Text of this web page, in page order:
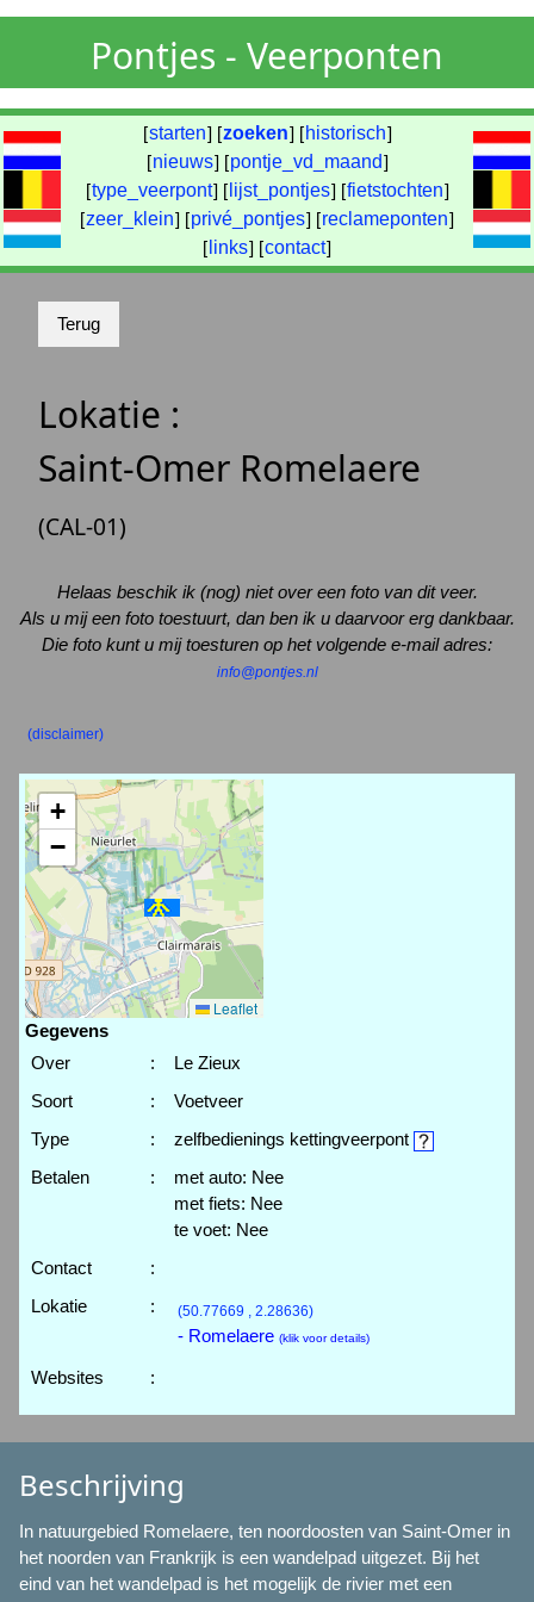
Pontjes - Veerponten
[starten] [zoeken] [ historisch]
[nieuws] [pontje_vd_maand]
[type_veerpont] [ lijst_pontjes] [fietstochten]
[zeer_klein] [privé_pontjes] [reclameponten]
[ links] [contact]
Lokatie :
Saint-Omer Romelaere
(CAL-01)
Helaas beschik ik (nog) niet over een foto van dit veer.
Als u mij een foto toestuurt, dan ben ik u daarvoor erg dankbaar.
Die foto kunt u mij toesturen op het volgende e-mail adres:
info@pontjes.nl
(disclaimer)
+
−
Leaflet
Gegevens
Over
:
Le Zieux
Soort
:
Voetveer
Type
:
zelfbedienings kettingveerpont
Betalen
:
met auto: Nee
met fiets: Nee
te voet: Nee
Contact
:
Lokatie
: (50.77669 , 2.28636)
- Romelaere (klik voor details)
Websites :
Beschrijving
In natuurgebied Romelaere, ten noordoosten van Saint-Omer in
het noorden van Frankrijk is een wandelpad uitgezet. Bij het
eind van het wandelpad is het mogelijk de rivier met een